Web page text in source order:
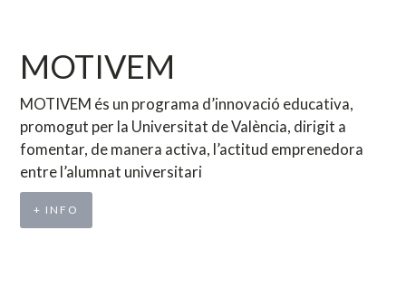
MOTIVEM
MOTIVEM és un programa d’innovació educativa,
promogut per la Universitat de València, dirigit a
fomentar, de manera activa, l’actitud emprenedora
entre l’alumnat universitari
+ INFO